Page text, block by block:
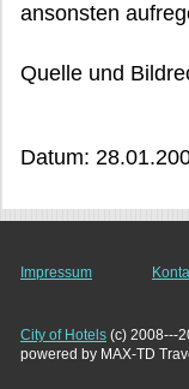
ansonsten
Quelle und
Datum:
Impressum
City of Hotels (c) 2008---
powered by MAX-TD